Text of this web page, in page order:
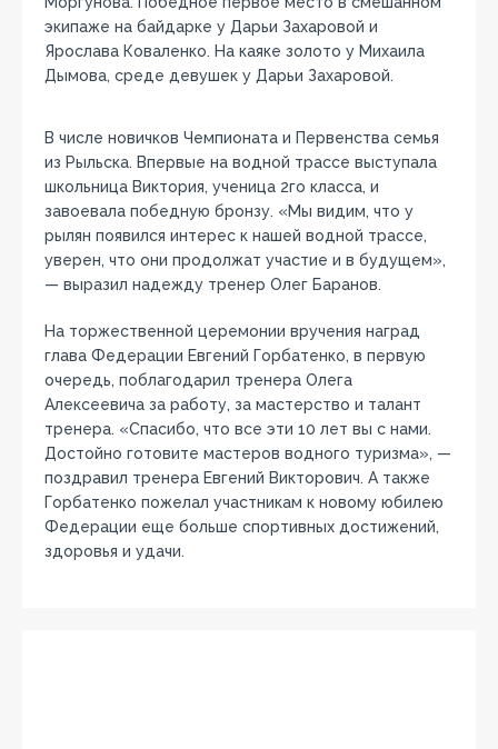
экипаже на байдарке у Дарьи Захаровой и
Ярослава Коваленко. На каяке золото у Михаила
Дымова, среде девушек у Дарьи Захаровой.
В числе новичков Чемпионата и Первенства семья
из Рыльска. Впервые на водной трассе выступала
школьница Виктория, ученица 2го класса, и
завоевала победную бронзу. «Мы видим, что у
рылян появился интерес к нашей водной трассе,
уверен, что они продолжат участие и в будущем»,
— выразил надежду тренер Олег Баранов.
На торжественной церемонии вручения наград
глава Федерации Евгений Горбатенко, в первую
очередь, поблагодарил тренера Олега
Алексеевича за работу, за мастерство и талант
тренера. «Спасибо, что все эти 10 лет вы с нами.
Достойно готовите мастеров водного туризма», —
поздравил тренера Евгений Викторович. А также
Горбатенко пожелал участникам к новому юбилею
Федерации еще больше спортивных достижений,
здоровья и удачи.